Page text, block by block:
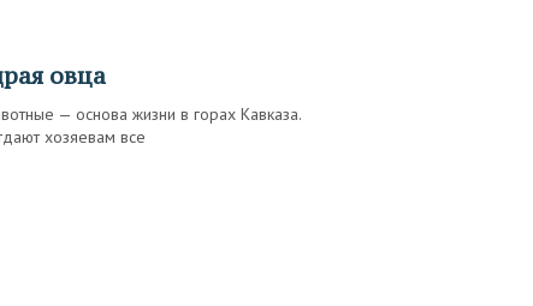
овца
— основа жизни в горах Кавказа.
хозяевам все